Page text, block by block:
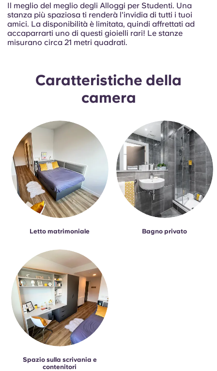
Italian
French
Il meglio del meglio degli Alloggi per Studenti. Una
stanza più spaziosa ti renderà l'invidia di tutti i tuoi
amici. La disponibilità è limitata, quindi affrettati ad
accaparrarti uno di questi gioielli rari! Le stanze
misurano circa 21 metri quadrati.
Caratteristiche della
camera
Letto matrimoniale Bagno privato
Spazio sulla scrivania e
contenitori